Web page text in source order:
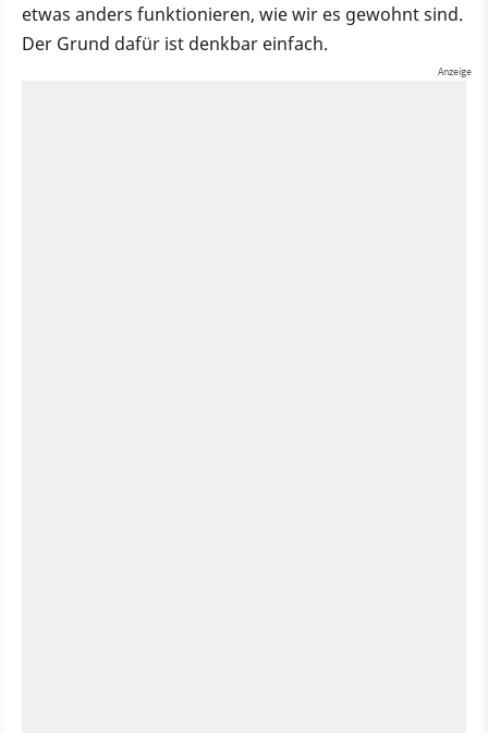
etwas anders funktionieren, wie wir es gewohnt sind.
Der Grund dafür ist denkbar einfach.